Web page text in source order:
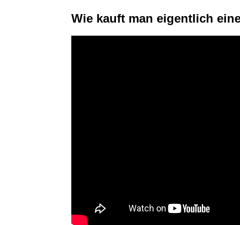
Wie kauft man eigentlich